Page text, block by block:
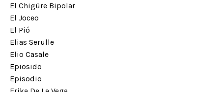
El Chigüre Bipolar
El Joceo
El Pió
Elias Serulle
Elio Casale
Epiosido
Episodio